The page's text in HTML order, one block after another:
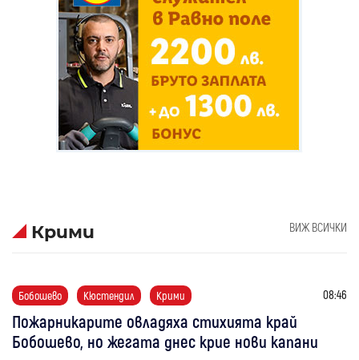
Крими ВИЖ ВСИЧКИ
Бобошево Кюстендил Крими 08:46
Пожарникарите овладяха стихията край
Бобошево, но жегата днес крие нови капани